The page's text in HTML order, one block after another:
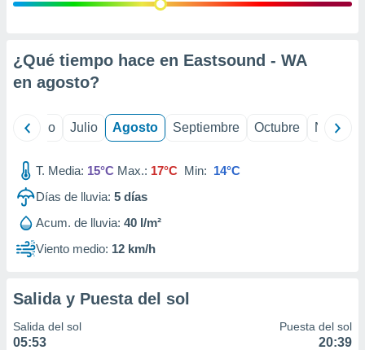
e
mediante
de
1199
¿Qué tiempo hace en Eastsound - WA
en agosto?
Junio Julio Agosto Septiembre Octubre
T. Media: 15°C Max.: 17°C Min: 14°C
Días de lluvia: 5 días
Acum. de lluvia: 40 l/m²
Viento medio: 12 km/h
Salida y Puesta del sol
Salida del sol
05:53
Puesta del sol
20:39